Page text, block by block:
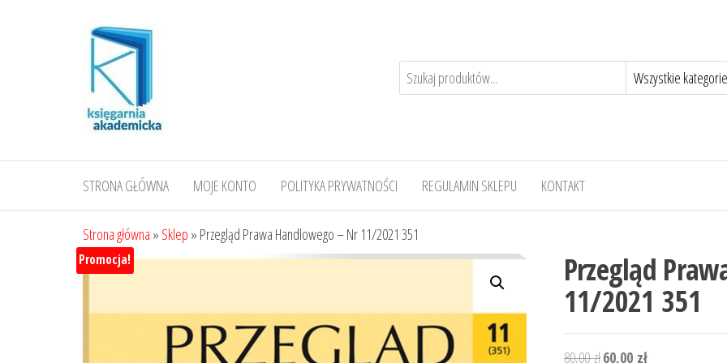
STRONA GŁÓWNA MOJE KONTO POLITYKA PRYWATNOŚCI REGULAMIN SKLEPU KONTAKT
Strona główna » Sklep » Przegląd Prawa Handlowego – Nr 11/2021 351
Promocja! Przegląd
11/2021 351
80,00złPierwotna
60,00 złAktualna